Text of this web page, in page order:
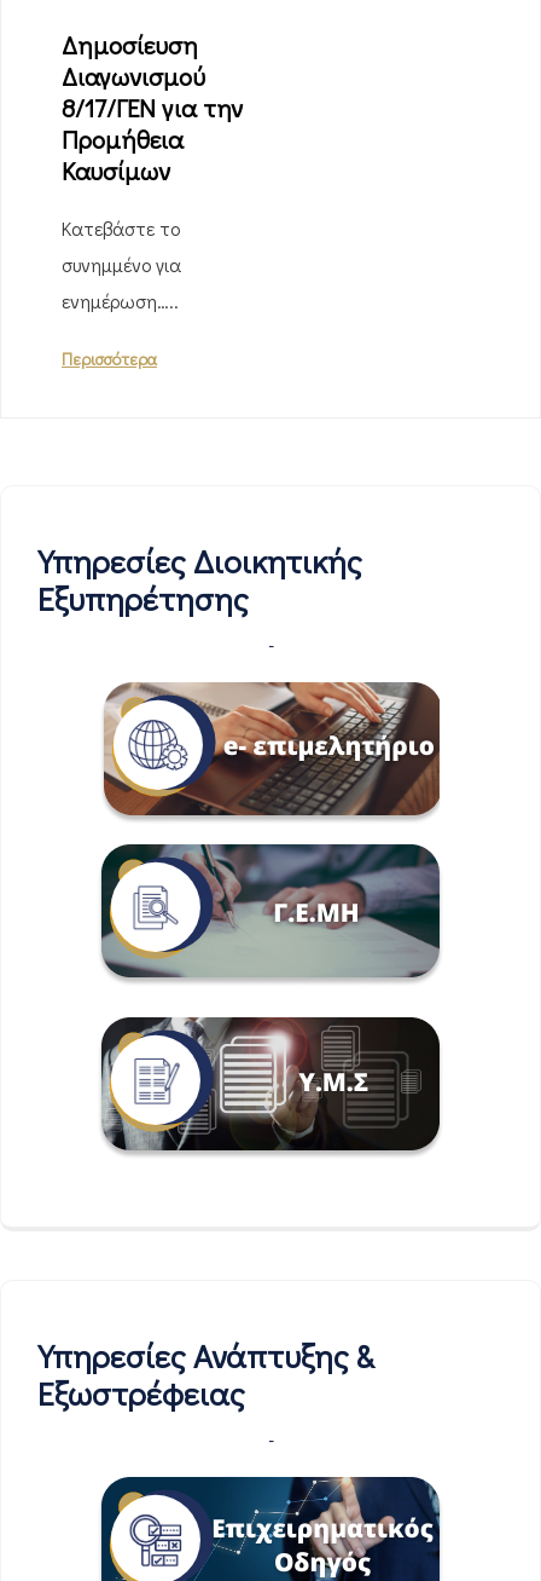
Δημοσίευση
Διαγωνισμού
8/17/ΓΕΝ για την
Προμήθεια
Καυσίμων
Κατεβάστε το
συνημμένο για
ενημέρωση…..
Περισσότερα
Υπηρεσίες Διοικητικής
Εξυπηρέτησης
-
Υπηρεσίες Ανάπτυξης &
Εξωστρέφειας
-